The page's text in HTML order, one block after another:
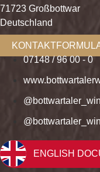
71723 Großbottwar
Deutschland
07148 / 96 00 - 0
ENGLISH